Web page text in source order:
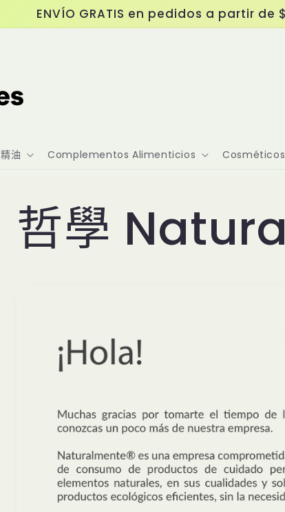
ENVÍO GRATIS en pedidos a partir de
精油 Complementos Alimenticios Cosméticos
哲學